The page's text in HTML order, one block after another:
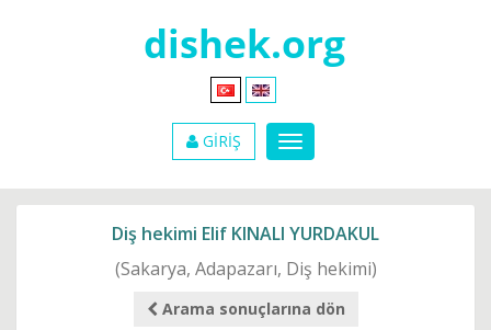
GİRİŞ
Diş hekimi Elif KINALI YURDAKUL
(Sakarya, Adapazarı, Diş hekimi)
Arama sonuçlarına dön